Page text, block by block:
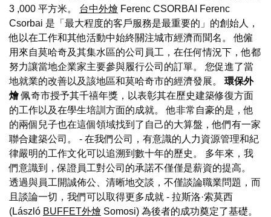
3 ,000 平方米。 台中外燴 Ferenc CSORBAI Ferenc
Csorbai 是「最大程度的客戶服務是最重要的」的創始人，
他以在工作和其他活動中始終關注城市經濟而聞名。 他僱
用來自莫哈奇及其集水區的公司員工，在任何情況下，他都
努力讓當地企業家主要參與履行公司的訂單。 您促進了當
地就業的改善以及該地區和莫哈奇市的經濟發展。 環保外
燴佩奇市授予其千禧年獎，以表彰其在歷史建築修復方面
的工作以及在學生培訓方面的成就。 他非常自豪的是，他
的兩個兒子也在這個領域找到了自己的大算盤，他們有一家
聯合建築公司。 - 在我們公司，有意識的人力資源管理和紀
律嚴明的工作文化可以追溯到數十年的歷史。 多年來，我
們意識到，保證員工對公司的承諾不僅僅是薪資的提高。
透過與員工開誠佈公、清晰地交談，不僅談論職業問題，而
且談論一切，我們可以取得更多成就 - 拉斯洛·索莫西
(László BUFFET外燴 Somosi) 為後者的成功奠定了基礎。